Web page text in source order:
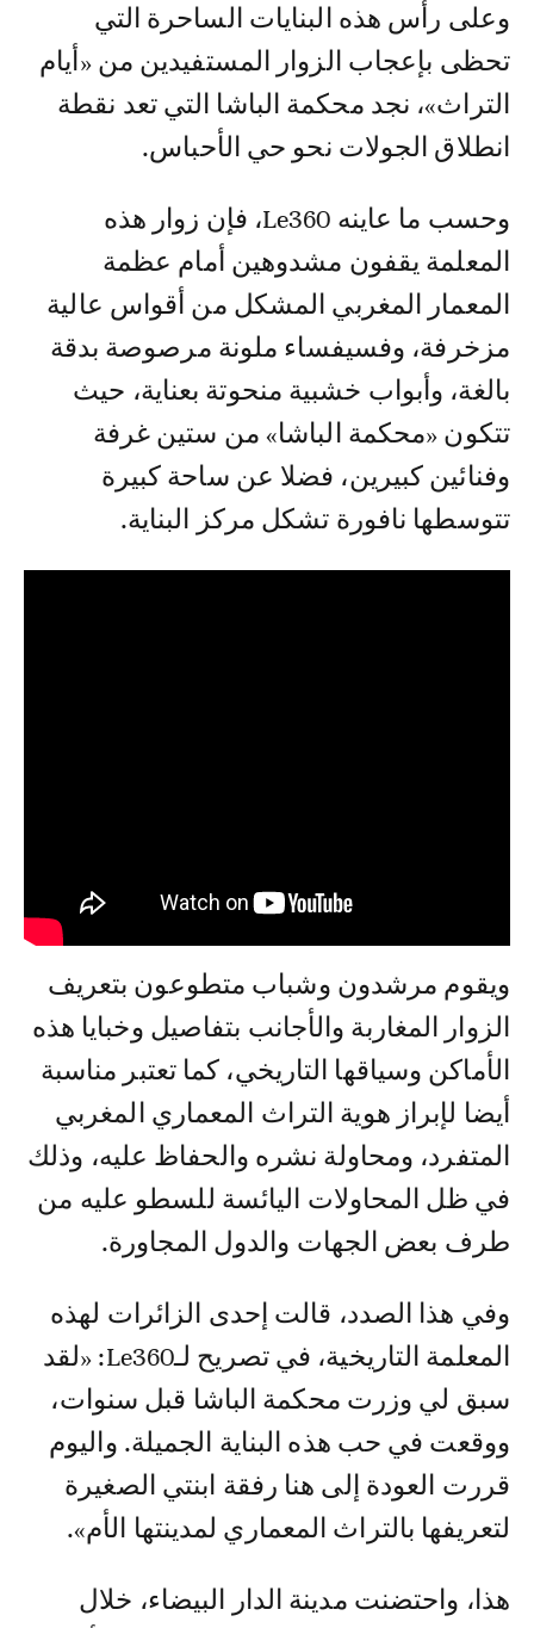
وعلى رأس هذه البنايات الساحرة التي
تحظى بإعجاب الزوار المستفيدين من «أيام
التراث»، نجد محكمة الباشا التي تعد نقطة
انطلاق الجولات نحو حي الأحباس.
وحسب ما عاينه Le360، فإن زوار هذه
المعلمة يقفون مشدوهين أمام عظمة
المعمار المغربي المشكل من أقواس عالية
مزخرفة، وفسيفساء ملونة مرصوصة بدقة
بالغة، وأبواب خشبية منحوتة بعناية، حيث
تتكون «محكمة الباشا» من ستين غرفة
وفنائين كبيرين، فضلا عن ساحة كبيرة
تتوسطها نافورة تشكل مركز البناية.
ويقوم مرشدون وشباب متطوعون بتعريف
الزوار المغاربة والأجانب بتفاصيل وخبايا هذه
الأماكن وسياقها التاريخي، كما تعتبر مناسبة
أيضا لإبراز هوية التراث المعماري المغربي
المتفرد، ومحاولة نشره والحفاظ عليه، وذلك
في ظل المحاولات اليائسة للسطو عليه من
طرف بعض الجهات والدول المجاورة.
وفي هذا الصدد، قالت إحدى الزائرات لهذه
المعلمة التاريخية، في تصريح لـLe360: «لقد
سبق لي وزرت محكمة الباشا قبل سنوات،
ووقعت في حب هذه البناية الجميلة. واليوم
قررت العودة إلى هنا رفقة ابنتي الصغيرة
لتعريفها بالتراث المعماري لمدينتها الأم».
هذا، واحتضنت مدينة الدار البيضاء، خلال